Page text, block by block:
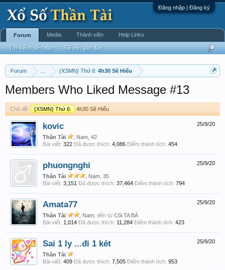
Đăng nhập | Đăng ký
Forum {XSMN} Thứ 6: 4h30 Sẽ Hiểu
Members Who Liked Message #13
Chủ đề: {XSMN} Thứ 6: 4h30 Sẽ Hiểu
25/9/20
kovic
Thần Tài
, Nam, 42
Bài viết: 322 Đã được thích: 4,086 Điểm thành tích: 454
25/9/20
phuongnghi
Thần Tài
, Nam, 35
Bài viết: 3,151 Đã được thích: 37,464 Điểm thành tích: 794
25/9/20
Amata77
Thần Tài , Nam, đến từ Cõi TA BÀ
Bài viết: 1,014 Đã được thích: 11,284 Điểm thành tích: 423
25/9/20
Sai 1 ly ...đi 1 két
Thần Tài
Bài viết: 409 Đã được thích: 7,505 Điểm thành tích: 953
Forum
Tìm kiếm diễn đàn Bài viết gần đây
Media Thành viên Help Links